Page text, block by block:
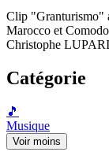
Clip "Granturismo"
Marocco et
Christophe
Catégorie
🎵
Musique
Voir moins